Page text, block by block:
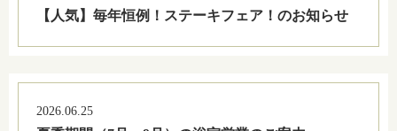
【人気】毎年恒例！ステーキフェア！のお知らせ
2026.06.25